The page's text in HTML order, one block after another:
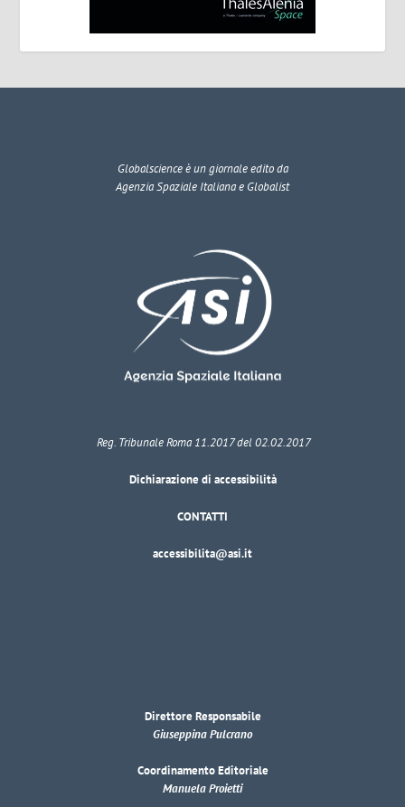
Globalscienceè un giornale edito da
Agenzia Spaziale Italiana e Globalist
Reg. Tribunale Roma 11.2017 del 02.02.2017
Dichiarazione di accessibilità
CONTATTI
accessibilita@asi.it
Direttore Responsabile
Giuseppina Pulcrano
Coordinamento Editoriale
Manuela Proietti